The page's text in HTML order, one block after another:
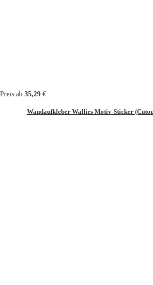
Preis ab 35,29 €
Wandaufkleber Wallies Motiv-Sticker